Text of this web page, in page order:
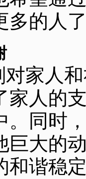
多的人
家人
家人的
。同时
巨大的
和谐稳